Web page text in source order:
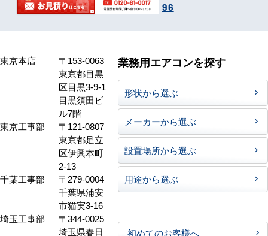
96
東京本店
〒153-0063
東京都目黒
区目黒3-9-1
目黒須田ビ
ル7階
東京工事部
〒121-0807
東京都足立
区伊興本町
2-13
千葉工事部
〒279-0004
千葉県浦安
市猫実3-16
埼玉工事部
〒344-0025
埼玉県春日
業務用エアコンを探す
形状から選ぶ
メーカーから選ぶ
設置場所から選ぶ
用途から選ぶ
初めてのお客様へ